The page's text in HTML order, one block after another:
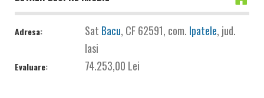
Adresa: Sat Bacu, CF 62591, com. Ipatele, jud.
Iasi
Evaluare: 74.253,00 Lei